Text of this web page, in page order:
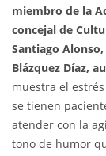
miembro de la
concejal de
Santiago
Blázquez Díaz,
muestra el
se tienen
atender con la
tono de humor